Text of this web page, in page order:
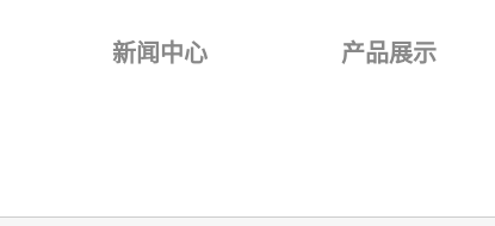
新闻中心 产品展示